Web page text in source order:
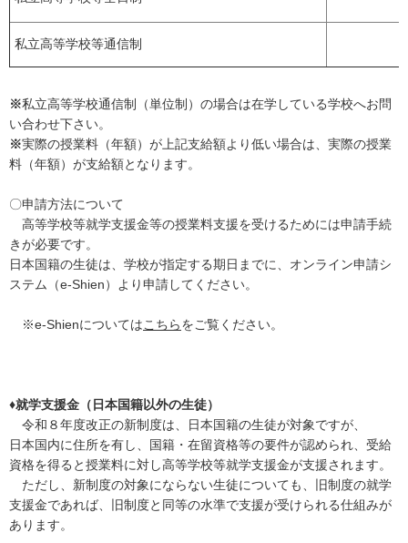
私立高等学校等通信制
※私立高等学校通信制（単位制）の場合は在学している学校へお問
い合わせ下さい。
※実際の授業料（年額）が上記支給額より低い場合は、実際の授業
料（年額）が支給額となります。
〇申請方法について
高等学校等就学支援金等の授業料支援を受けるためには申請手続
きが必要です。
日本国籍の生徒は、学校が指定する期日までに、オンライン申請シ
ステム（e-Shien）より申請してください。
※e-Shienについてはこちらをご覧ください。
♦就学支援金（日本国籍以外の生徒）
令和８年度改正の新制度は、日本国籍の生徒が対象ですが、
日本国内に住所を有し、国籍・在留資格等の要件が認められ、受給
資格を得ると授業料に対し高等学校等就学支援金が支援されます。
ただし、新制度の対象にならない生徒についても、旧制度の就学
支援金であれば、旧制度と同等の水準で支援が受けられる仕組みが
あります。